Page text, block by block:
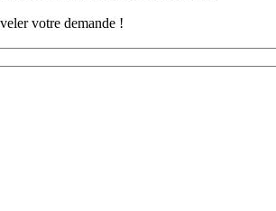
votre demande !